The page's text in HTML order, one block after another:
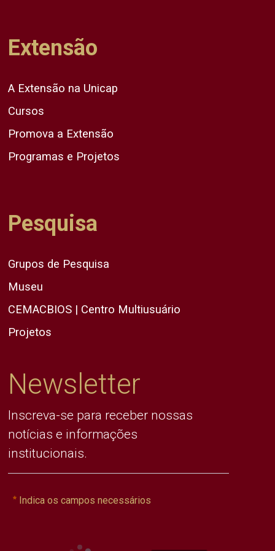
Extensão
A Extensão na Unicap
Cursos
Promova a Extensão
Programas e Projetos
Pesquisa
Grupos de Pesquisa
Museu
CEMACBIOS | Centro Multiusuário
Projetos
Newsletter
Inscreva-se para receber nossas
notícias e informações
institucionais.
Indica os campos necessários